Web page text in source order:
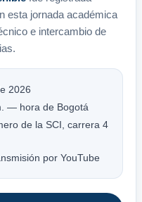
esta jornada académica
e intercambio de
2026
— hora de Bogotá
de la SCI, carrera 4
por YouTube